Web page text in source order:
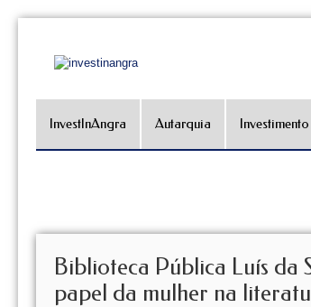
InvestInAngra Autarquia Investimento
Biblioteca Pública Luís da
papel da mulher na